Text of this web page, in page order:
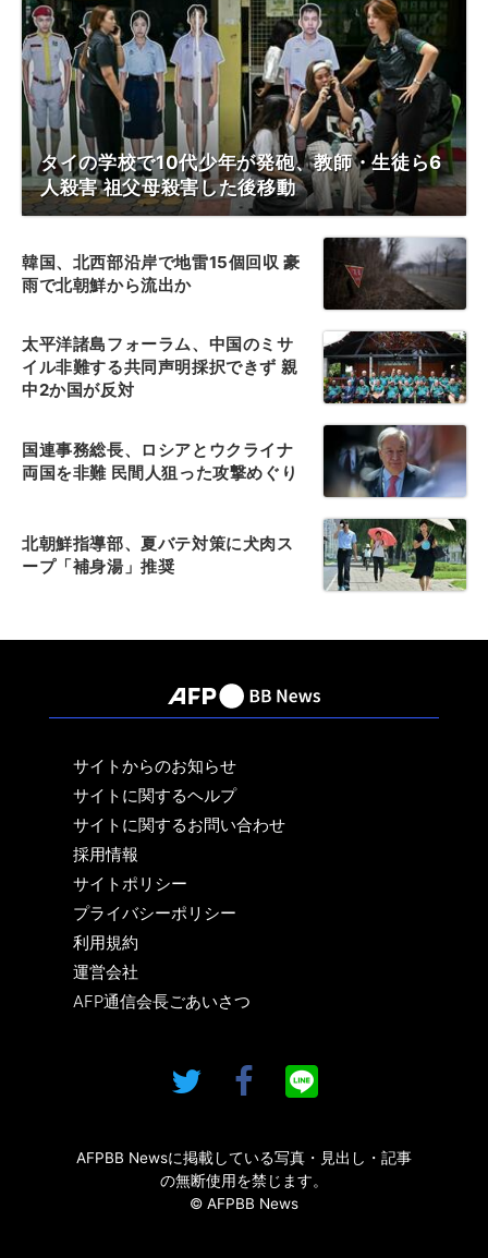
タイの学校で10代少年が発砲、教師・生徒ら6
人殺害 祖父母殺害した後移動
韓国、北西部沿岸で地雷15個回収 豪
雨で北朝鮮から流出か
太平洋諸島フォーラム、中国のミサ
イル非難する共同声明採択できず 親
中2か国が反対
国連事務総長、ロシアとウクライナ
両国を非難 民間人狙った攻撃めぐり
北朝鮮指導部、夏バテ対策に犬肉ス
ープ「補身湯」推奨
サイトからのお知らせ
サイトに関するヘルプ
サイトに関するお問い合わせ
採用情報
サイトポリシー
プライバシーポリシー
利用規約
運営会社
AFP通信会長ごあいさつ
AFPBB Newsに掲載している写真・見出し・記事
の無断使用を禁じます。
© AFPBB News